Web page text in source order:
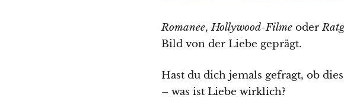
Romanee,Hollywood-Filme oder
Bild von der Liebe geprägt.
Hast du dich jemals gefragt, ob
– was ist Liebe wirklich?